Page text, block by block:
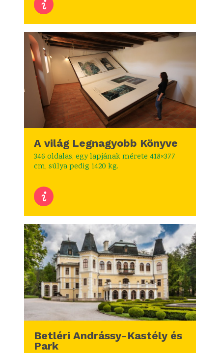
A világ Legnagyobb Könyve
346 oldalas, egy lapjának mérete 418×377
cm, súlya pedig 1420 kg.
Betléri Andrássy-Kastély és
Park